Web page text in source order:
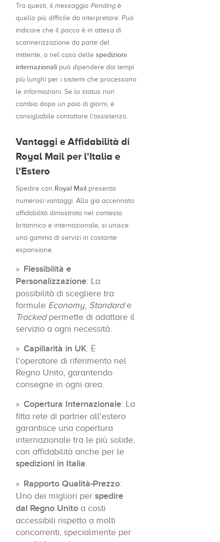
Tra questi, il messaggio Pendingè
quello più difficile da interpretare. Può
indicare che il pacco è in attesa di
scannerizzazione da parte del
mittente, o nel caso delle spedizioni
internazionali può dipendere dai tempi
più lunghi per i sistemi che processano
le informazioni. Se lo status non
cambia dopo un paio di giorni, è
consigliabile contattare l'assistenza.
Vantaggi e Affidabilità di
Royal Mail per l'Italia e
l'Estero
Spedire con Royal Mail presenta
numerosi vantaggi. Alla già accennata
affidabilità dimostrata nel contesto
britannico e internazionale, si unisce
una gamma di servizi in costante
espansione.
Flessibilità e
Personalizzazione: La
possibilità di scegliere tra
formule Economy, Standarde
Trackedpermette di adattare il
servizio a ogni necessità.
Capillarità in UK: È
l'operatore di riferimento nel
Regno Unito, garantendo
consegne in ogni area.
Copertura Internazionale: La
fitta rete di partner all'estero
garantisce una copertura
internazionale tra le più solide,
con affidabilità anche per le
spedizioni in Italia.
Rapporto Qualità-Prezzo:
Uno dei migliori per spedire
dal Regno Unito a costi
accessibili rispetto a molti
concorrenti, specialmente per